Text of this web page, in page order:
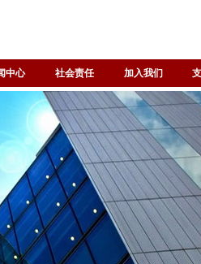
中心 社会责任 加入我们